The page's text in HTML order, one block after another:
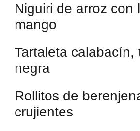
Niguiri de arroz con
mango
Tartaleta calabacín,
negra
Rollitos de
crujientes